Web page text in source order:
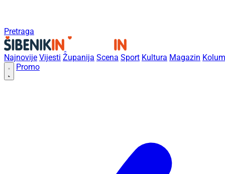
Pretraga
Najnovije Vijesti Županija Scena Sport Kultura Magazin
Promo